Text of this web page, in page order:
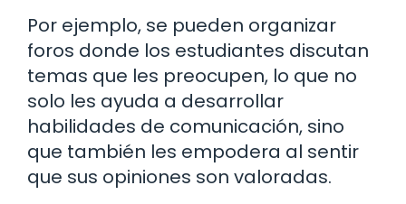
Por ejemplo, se pueden organizar
foros donde los estudiantes discutan
temas que les preocupen, lo que no
solo les ayuda a desarrollar
habilidades de comunicación, sino
que también les empodera al sentir
que sus opiniones son valoradas.